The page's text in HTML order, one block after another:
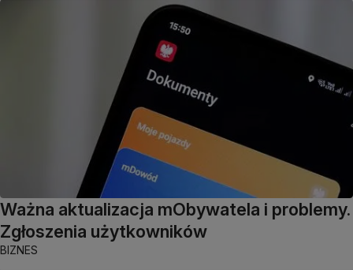
Ważna aktualizacja mObywatela i problemy.
Zgłoszenia użytkowników
BIZNES